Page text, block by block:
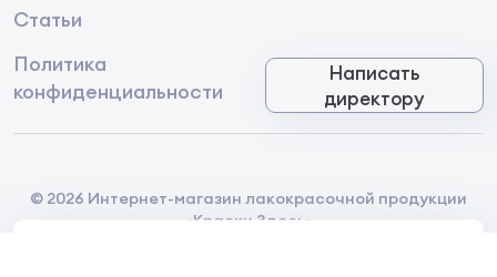
Статьи
Политика
конфиденциальности
Написать
директору
© 2026 Интернет-магазин лакокрасочной продукции
«Краски Здесь»